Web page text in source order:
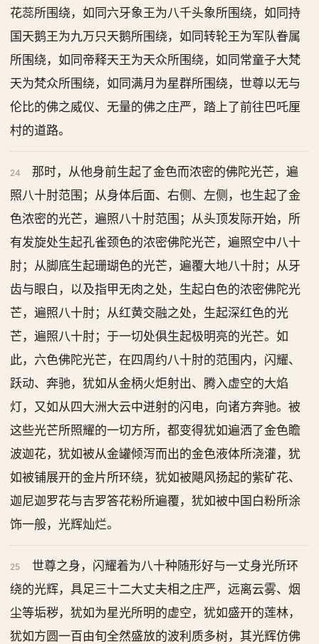
花蕊所围绕，如同六牙象王为八千头象所围绕，如同持
国天鹅王为九万只天鹅所围绕，如同转轮王为军队眷属
所围绕，如同帝释天王为天众所围绕，如同常童子大梵
天为梵众所围绕，如同满月为星群所围绕，世尊以无与
伦比的佛之威仪、无量的佛之庄严，踏上了前往巴吒厘
村的道路。
24
那时，从他身前生起了金色而浓密的佛陀光芒，遍
照八十肘范围；从身体后面、右侧、左侧，也生起了金
色浓密的光芒，遍照八十肘范围；从头顶发际开始，所
有发旋处生起孔雀颈色的浓密佛陀光芒，遍照空中八十
肘；从脚底生起珊瑚色的光芒，遍覆大地八十肘；从牙
齿与眼白，以及指甲无肉之处，生起白色的浓密佛陀光
芒，遍照八十肘；从红黄交融之处，生起深红色的光
芒，遍照八十肘；于一切处俱生起极明亮的光芒。如
此，六色佛陀光芒，在四周约八十肘的范围内，闪耀、
跃动、奔驰，犹如从金柄火炬射出、腾入虚空的大焰
灯，又如从四大洲大云中迸射的闪电，向诸方奔驰。被
这些光芒所照耀的一切方所，都变得犹如遍洒了金色瞻
波迦花，犹如被从金罐倾泻而出的金色液体所浇灌，犹
如被铺展开的金片所环绕，犹如被飓风扬起的紫矿花、
迦尼迦罗花与吉罗答花粉所遍覆，犹如被中国白粉所涂
饰一般，光辉灿烂。
25
世尊之身，闪耀着为八十种随形好与一丈身光所环
绕的光辉，具足三十二大丈夫相之庄严，远离云雾、烟
尘等垢秽，犹如为星光所明的虚空，犹如盛开的莲林，
犹如方圆一百由旬全然盛放的波利质多树，其光辉仿佛